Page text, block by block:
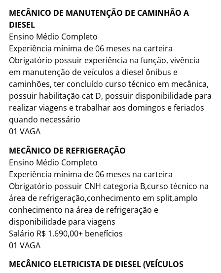
MECÂNICO DE MANUTENÇÃO DE CAMINHÃO A
DIESEL
Ensino Médio Completo
Experiência mínima de 06 meses na carteira
Obrigatório possuir experiência na função, vivência
em manutenção de veículos a diesel ônibus e
caminhões, ter concluído curso técnico em mecânica,
possuir habilitação cat D, possuir disponibilidade para
realizar viagens e trabalhar aos domingos e feriados
quando necessário
01 VAGA
MECÂNICO DE REFRIGERAÇÃO
Ensino Médio Completo
Experiência mínima de 06 meses na carteira
Obrigatório possuir CNH categoria B,curso técnico na
área de refrigeração,conhecimento em split,amplo
conhecimento na área de refrigeração e
disponibilidade para viagens
Salário R$ 1.690,00+ benefícios
01 VAGA
MECÂNICO ELETRICISTA DE DIESEL (VEÍCULOS